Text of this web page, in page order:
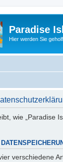
Paradise
Hier werden Sie
wie „Paradise
verschiedene